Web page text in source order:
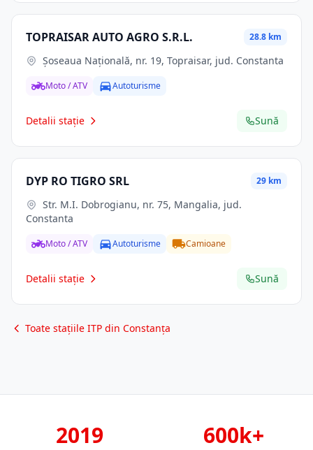
TOPRAISAR AUTO AGRO S.R.L. 28.8 km
Șoseaua Națională, nr. 19, Topraisar, jud. Constanta
Moto / ATV Autoturisme
Detalii stație Sună
DYP RO TIGRO SRL 29 km
Constanta
Moto / ATV Autoturisme Camioane
Detalii stație Sună
Toate stațiile ITP din Constanța
2019 600k+